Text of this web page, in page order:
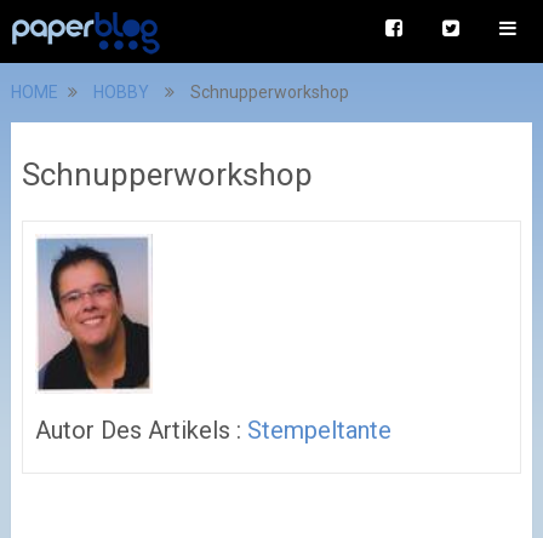
HOME HOBBY Schnupperworkshop
Schnupperworkshop
Autor Des Artikels : Stempeltante